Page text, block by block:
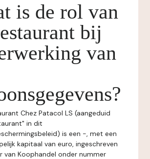
is de rol van
bij
van
Chez Patacol LS (aangeduid
in dit
is een -, met een
kapitaal van euro, ingeschreven
van Koophandel onder nummer